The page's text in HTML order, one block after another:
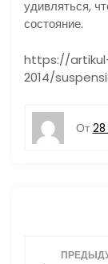
удивляться,
состояние.
https://
2014/
От